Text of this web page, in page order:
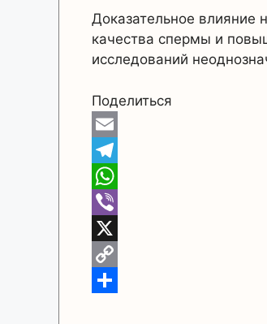
Доказательное влияние
качества спермы и
исследований
Поделиться
E
m
a
T
e
e
g
W
h
a
V
b
X
C